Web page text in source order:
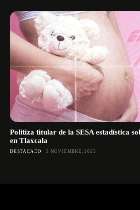
Politiza titular de la SESA estadística
en Tlaxcala
DESTACADO 3 NOVIEMBRE, 2023